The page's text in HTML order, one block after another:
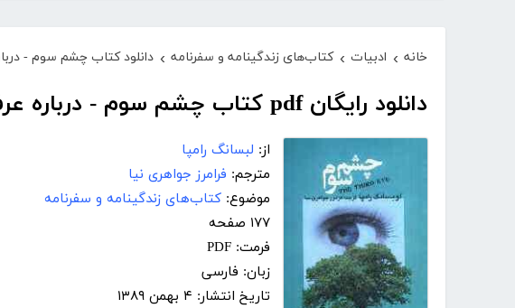
خانه › ادبیات › کتاب‌های زندگینامه و سفرنامه › دانلود کتاب چشم سوم -
دانلود رایگان pdf کتاب چشم سوم - درباره عرفان تبتی
از: لبسانگ رامپا
مترجم: فرامرز جواهری نیا
موضوع: کتاب‌های زندگینامه و سفرنامه
۱۷۷ صفحه
فرمت: PDF
زبان: فارسی
تاریخ انتشار: ۴ بهمن ۱۳۸۹